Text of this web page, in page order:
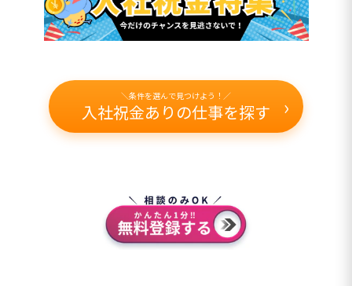
＼条件を選んで見つけよう！／
入社祝金ありの仕事を探す ›